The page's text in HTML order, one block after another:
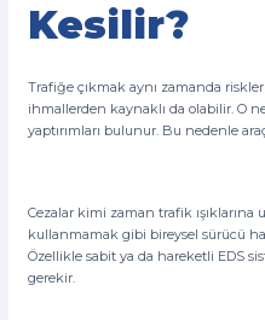
Kesilir?
Trafiğe çıkmak aynı zamanda
ihmallerden kaynaklı da olabilir. O
yaptırımları bulunur. Bu nedenle
Cezalar kimi zaman trafik
kullanmamak gibi bireysel sürücü
Özellikle sabit ya da hareketli EDS
gerekir.